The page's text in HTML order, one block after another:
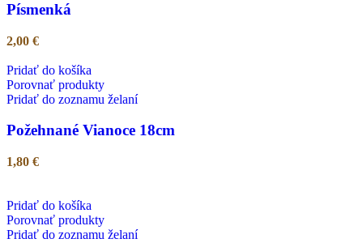
Písmenká
2,00 €
Pridať do košíka
Porovnať produkty
Pridať do zoznamu želaní
Požehnané Vianoce 18cm
1,80 €
Pridať do košíka
Porovnať produkty
Pridať do zoznamu želaní